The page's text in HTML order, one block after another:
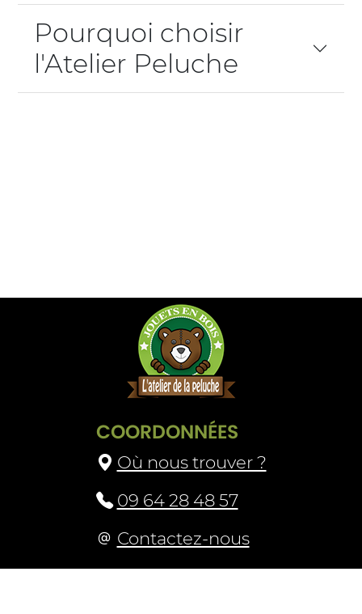
Pourquoi choisir
l'Atelier Peluche
COORDONNÉES
Où nous trouver ?
09 64 28 48 57
Contactez-nous